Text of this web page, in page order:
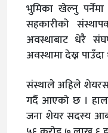
भुमिका खेल्नु
सहकारीको
अवस्थाबाट धेरै
अवस्थामा देख्न
संस्थाले अहिले
गर्दै आएको छ ।
जना शेयर सदस्य